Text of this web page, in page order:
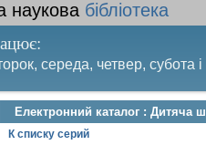
наукова бібліотека
середа, четвер, субота
п’ятниця. Останній четвер
Електронний каталог : Дитяча
К списку серий